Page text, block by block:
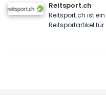
Reitsport.ch
Reitsport.ch ist
Reitsportartikel für